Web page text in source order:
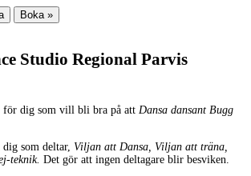
Boka »
Studio Regional Parvis
för dig som vill bli bra på att Dansa dansant Bugg
som deltar, Viljan att Dansa, Viljan att träna,
teknik. Det gör att ingen deltagare blir besviken.